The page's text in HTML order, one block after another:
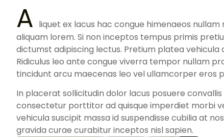
A liquet ex lacus hac congue himenaeos
aliquam lorem. Si non inceptos tempus primis
dictumst adipiscing lectus. Pretium platea
Ridiculus leo ante congue viverra tempor nullam
tincidunt arcu maecenas leo vel ullamcorper eros
In placerat sollicitudin dolor lacus posuere
consectetur porttitor ad quisque imperdiet morbi
vehicula suscipit massa id suspendisse cubilia at
gravida curae curabitur inceptos nisl sapien.